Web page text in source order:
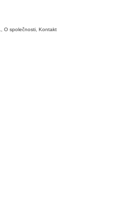
O společnosti Kontakt